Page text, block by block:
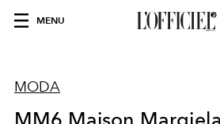
MENU
MODA
MM6 Maison